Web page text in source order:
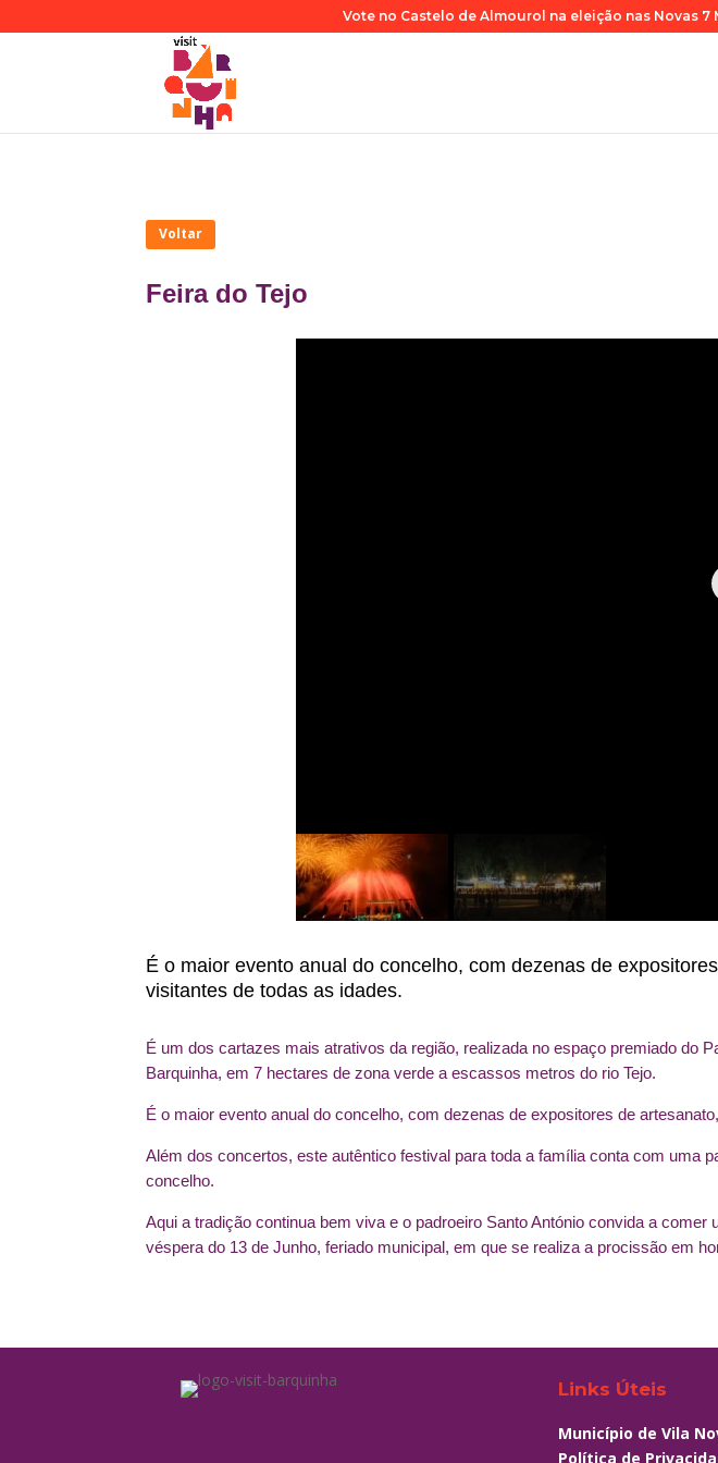
Vote no Castelo de Almourol na eleição nas Novas 7
Voltar
Feira do Tejo
É o maior evento anual do concelho, com dezenas de
visitantes de todas as idades.
É um dos cartazes mais atrativos da região, realizada no espaço premiado do
Barquinha, em 7 hectares de zona verde a escassos metros do rio Tejo.
É o maior evento anual do concelho, com dezenas de expositores de
Além dos concertos, este autêntico festival para toda a família conta com uma
concelho.
Aqui a tradição continua bem viva e o padroeiro Santo António convida a
véspera do 13 de Junho, feriado municipal, em que se realiza a procissão em
Links Úteis
Município de Vila
Política de